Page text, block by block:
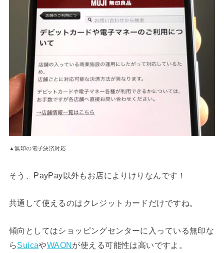
▲無印の電子決済対応
そう、PayPay以外もお店によりけりなんです！
共通して使えるのはクレジットカードだけですね。
傾向としてはショッピングセンターに入っている無印な
らSuicaやWAONが使える可能性は高いですよ。